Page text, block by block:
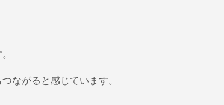
ながると感じています。